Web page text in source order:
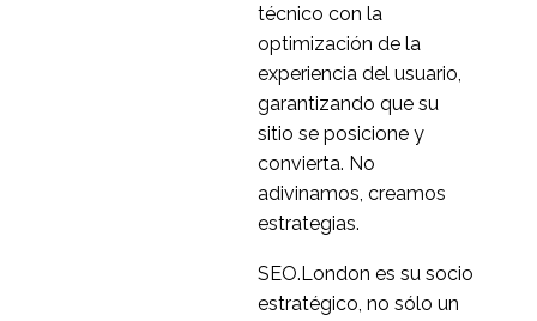
- Problemas de
usabilidad móvil
4
30 de julio de 2013
Uso de un participante
adicional en las
pruebas de usabilidad0
Pruebas de usabilidad
entre empresas
1
¿Investigación de
o a distancia? ¿Qué
1
técnico con la
optimización de la
experiencia del usuario,
garantizando que su
sitio se posicione y
convierta. No
adivinamos, creamos
estrategias.
SEO.London es su socio
estratégico, no sólo un